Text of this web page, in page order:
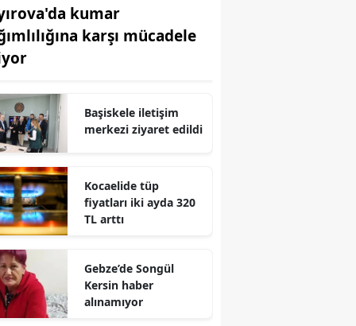
Edirne
Erzurum
Gaziantep
Giresun
Hakkari
kumar
karşı mücadele
Başiskele iletişim
merkezi ziyaret edildi
Kocaelide tüp
fiyatları iki ayda 320
TL arttı
Gebze’de Songül
Kersin haber
alınamıyor